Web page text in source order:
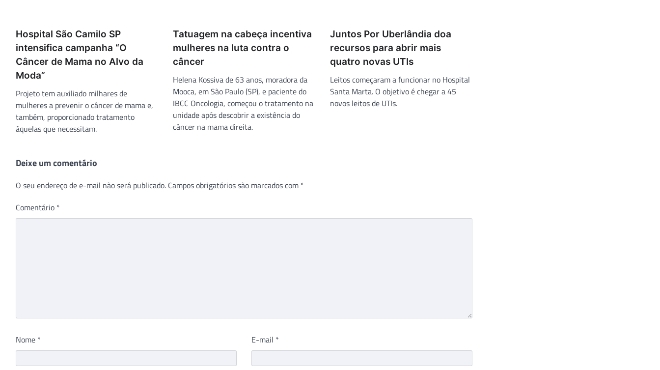
Hospital São Camilo SP
intensifica campanha “O
Câncer de Mama no Alvo da
Moda”
Projeto tem auxiliado milhares de
mulheres a prevenir o câncer de mama e,
também, proporcionado tratamento
àquelas que necessitam.
Tatuagem na cabeça incentiva
mulheres na luta contra o
câncer
Helena Kossiva de 63 anos, moradora da
Mooca, em São Paulo (SP), e paciente do
IBCC Oncologia, começou o tratamento na
unidade após descobrir a existência do
câncer na mama direita.
Juntos Por Uberlândia doa
recursos para abrir mais
quatro novas UTIs
Leitos começaram a funcionar no Hospital
Santa Marta. O objetivo é chegar a 45
novos leitos de UTIs.
Deixe um comentário
O seu endereço de e-mail não será publicado. Campos obrigatórios são marcados com *
Comentário *
Nome * E-mail *